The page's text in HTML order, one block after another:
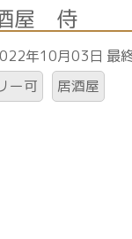
屋 侍
年10月03日 最
ー可
居酒屋